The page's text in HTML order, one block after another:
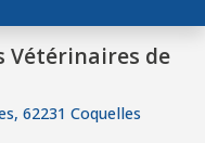
Vétérinaires de
62231 Coquelles